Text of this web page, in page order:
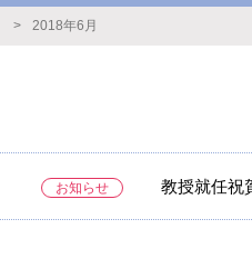
2018年6月
お知らせ 教授就任祝